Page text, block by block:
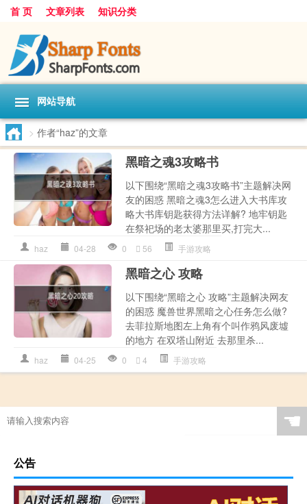
首 页 文章列表 知识分类
网站导航
> 作者“haz”的文章
黑暗之魂3攻略书
以下围绕“黑暗之魂3攻略书”主题解决网
友的困惑 黑暗之魂3怎么进入大书库攻
略大书库钥匙获得方法详解? 地牢钥匙
在祭祀场的老太婆那里买,打完大...
haz 04-28 0 56 手游攻略
黑暗之心 攻略
以下围绕“黑暗之心 攻略”主题解决网友
的困惑 魔兽世界黑暗之心任务怎么做?
去菲拉斯地图左上角有个叫作鸦风废墟
的地方 在双塔山附近 去那里杀...
haz 04-25 0 4 手游攻略
☚
公告